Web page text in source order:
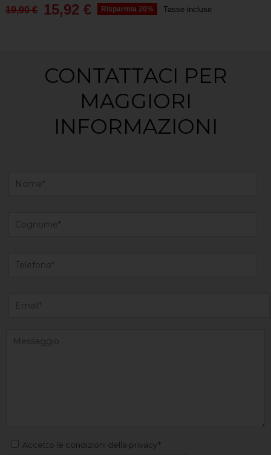
19,90 € 15,92 € Risparmia 20% Tasse incluse
CONTATTACI PER
MAGGIORI
INFORMAZIONI
Accetto le condizioni della privacy*